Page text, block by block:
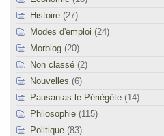
Histoire (27)
Modes d'emploi (24)
Morblog (20)
Non classé (2)
Nouvelles (6)
Pausanias le Périégète (14)
Philosophie (115)
Politique (83)